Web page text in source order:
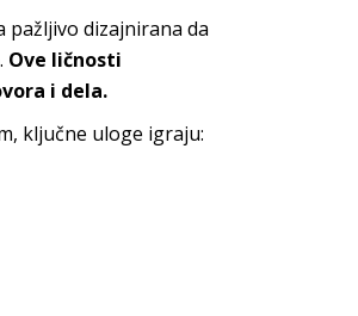
pažljivo dizajnirana da
Ove ličnosti
i dela.
ključne uloge igraju: